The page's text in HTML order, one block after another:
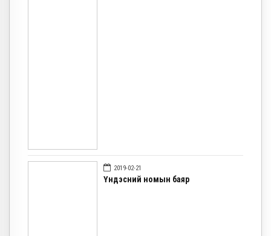
2019-02-21
Үндэсний номын баяр